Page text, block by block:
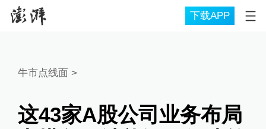
下载APP
牛市点线面>
这43家A股公司业务布局